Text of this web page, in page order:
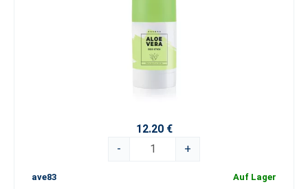
12.20 €
-
+
ave83 Auf Lager